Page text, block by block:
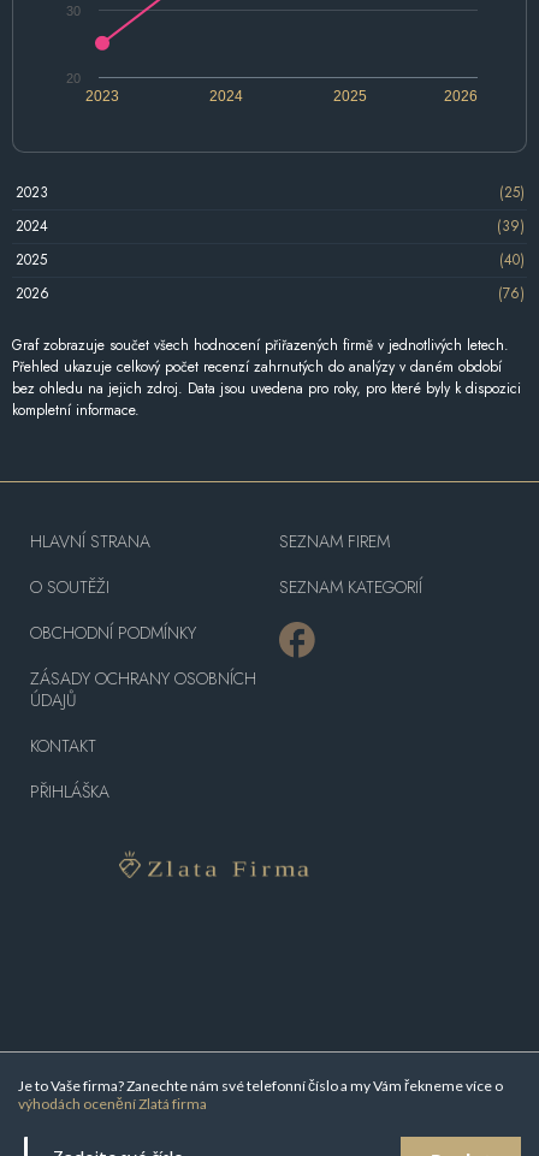
2024 2026
2023 2025
20
30
2023
(25)
2024
(39)
2025
(40)
2026
(76)
Graf zobrazuje součet všech hodnocení přiřazených firmě v jednotlivých letech.
Přehled ukazuje celkový počet recenzí zahrnutých do analýzy v daném období
bez ohledu na jejich zdroj. Data jsou uvedena pro roky, pro které byly k dispozici
kompletní informace.
Je to Vaše firma? Zanechte nám své telefonní číslo a my Vám řekneme více o
výhodách ocenění Zlatá firma
HLAVNÍ STRANA
O SOUTĚŽI
OBCHODNÍ PODMÍNKY
ZÁSADY OCHRANY OSOBNÍCH
ÚDAJŮ
KONTAKT
PŘIHLÁŠKA
SEZNAM FIREM
SEZNAM KATEGORIÍ